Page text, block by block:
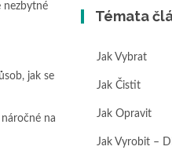
nezbytné
jak se
na
Témata
Jak Vybrat
Jak Čistit
Jak Opravit
Jak Vyrobit –